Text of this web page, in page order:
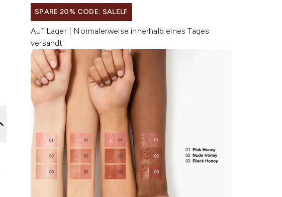
SPARE 20% CODE: SALELF
Auf Lager | Normalerweise innerhalb eines Tages
versandt